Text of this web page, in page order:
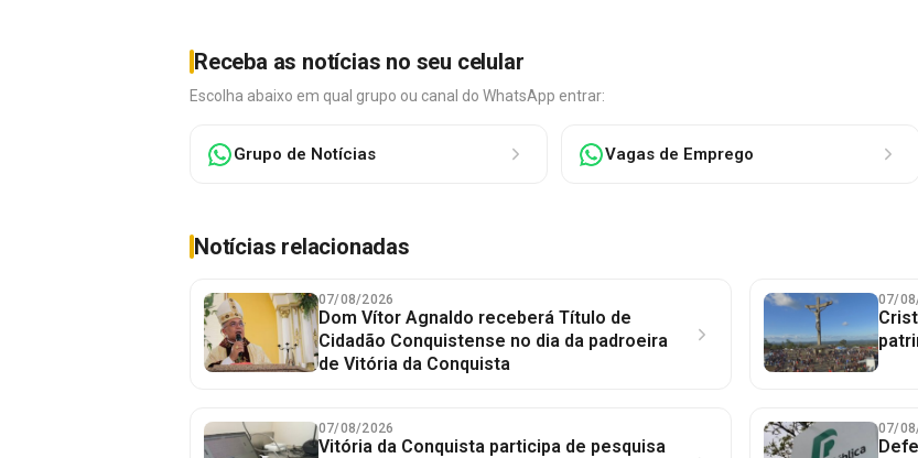
Receba as notícias no seu celular
Escolha abaixo em qual grupo ou canal do WhatsApp entrar:
Grupo de Notícias Vagas de Emprego
Notícias relacionadas
07/08/2026
Dom Vítor Agnaldo receberá Título de
Cidadão Conquistense no dia da padroeira
de Vitória da Conquista
07/
07/08/2026
Vitória da Conquista participa de pesquisa
07/